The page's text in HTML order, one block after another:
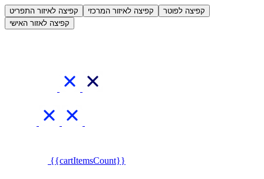
קפיצה לאיזור התפריט קפיצה לאיזור המרכזי
קפיצה לפוטר
קפיצה לאזור האישי
{{cartItemsCount}}